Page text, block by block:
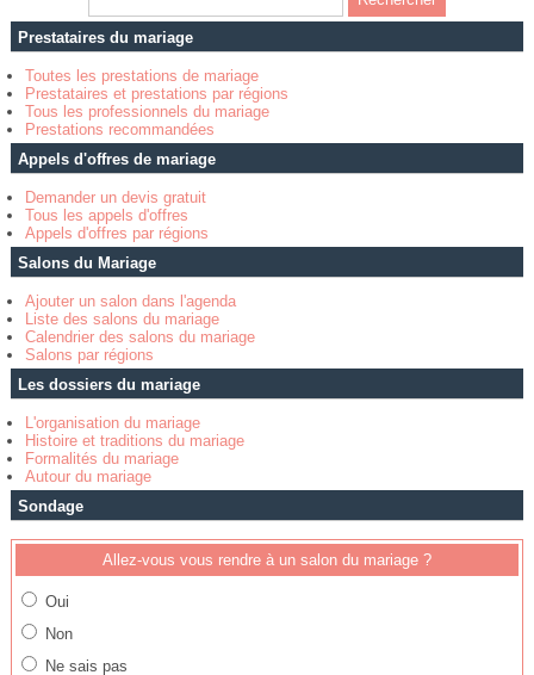
Prestataires du mariage
Toutes les prestations de mariage
Prestataires et prestations par régions
Tous les professionnels du mariage
Prestations recommandées
Appels d'offres de mariage
Demander un devis gratuit
Tous les appels d'offres
Appels d'offres par régions
Salons du Mariage
Ajouter un salon dans l'agenda
Liste des salons du mariage
Calendrier des salons du mariage
Salons par régions
Les dossiers du mariage
L'organisation du mariage
Histoire et traditions du mariage
Formalités du mariage
Autour du mariage
Sondage
Allez-vous vous rendre à un salon du mariage ?
Oui
Non
Ne sais pas